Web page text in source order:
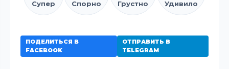
Супер Спорно Грустно Удивило
ПОДЕЛИТЬСЯ В
FACEBOOK
ОТПРАВИТЬ В
TELEGRAM